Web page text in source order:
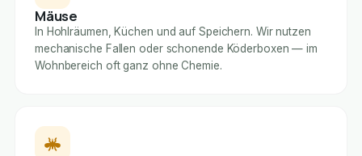
Mäuse
In Hohlräumen, Küchen und auf Speichern. Wir nutzen
mechanische Fallen oder schonende Köderboxen — im
Wohnbereich oft ganz ohne Chemie.